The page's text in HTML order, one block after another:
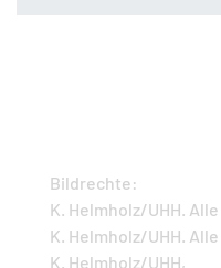
Bildrechte:
K. Helmholz/UHH.
K. Helmholz/UHH.
K. Helmholz/UHH,